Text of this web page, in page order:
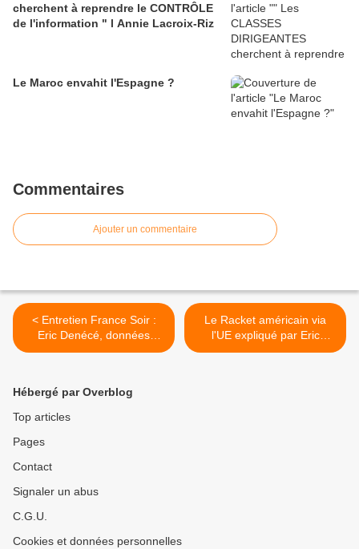
cherchent à reprendre le CONTRÔLE
de l'information " l Annie Lacroix-Riz
Le Maroc envahit l'Espagne ?
Commentaires
Ajouter un commentaire
< Entretien France Soir :
Eric Denécé, données
médicales
Le Racket américain via
l'UE expliqué par Eric
Denécé, J-M Quatrepoint et
Hébergé par Overblog
Top articles
Pages
Contact
Signaler un abus
C.G.U.
Cookies et données personnelles